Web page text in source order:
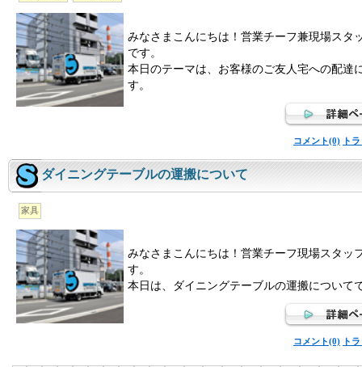
みなさまこんにちは！営業チーフ兼現場スタ
です。
本日のテーマは、お客様のご友人宅への配達
す。
コメント(0) ト
ダイニングテーブルの運搬について
家具
みなさまこんにちは！営業チーフ現場スタッ
す。
本日は、ダイニングテーブルの運搬について
コメント(0) ト